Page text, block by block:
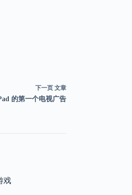
下一页 文章
的第一个电视广告
戏